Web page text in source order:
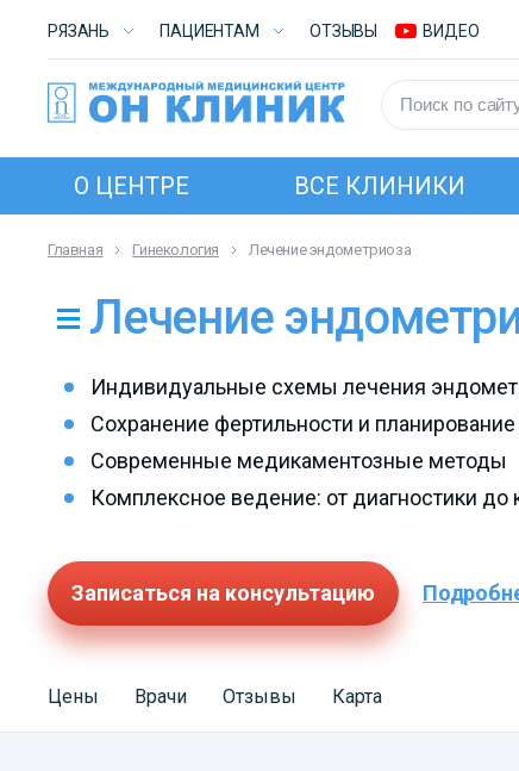
РЯЗАНЬ ПАЦИЕНТАМ ОТЗЫВЫ ВИДЕО
О ЦЕНТРЕ ВСЕ КЛИНИКИ
Главная Гинекология Лечение эндометриоза
Лечение
Индивидуальные схемы лечения
Сохранение фертильности и
Современные медикаментозные методы
Комплексное ведение: от диагностики до
Записаться на консультацию
Цены Врачи Отзывы Карта